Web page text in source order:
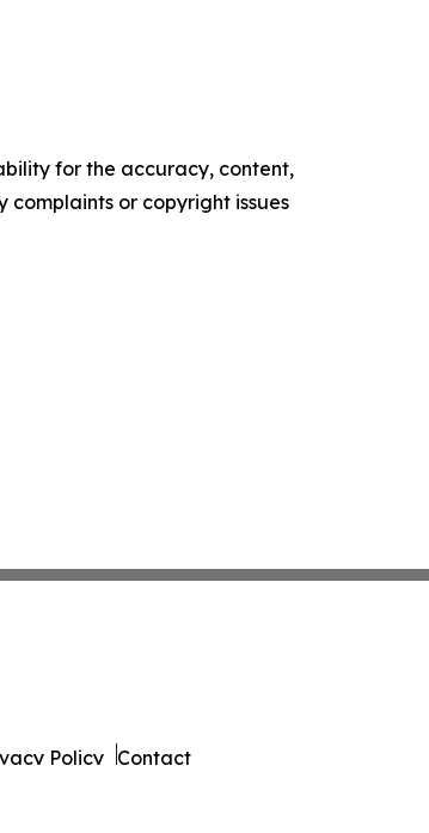
for the accuracy, content,
complaints or copyright issues
Policy Contact